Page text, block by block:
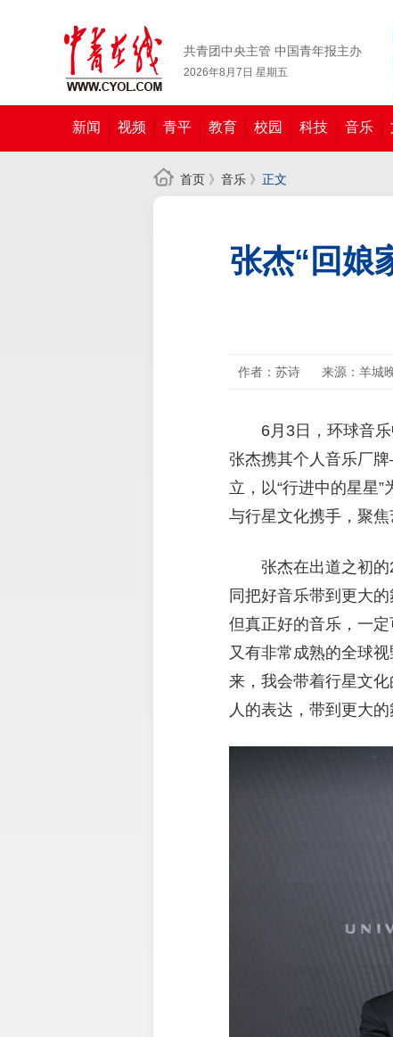
共青团中央主管 中国青年报主办
2026年8月7日 星期五
新闻 视频 青平 教育 校园 科技 音乐
首页 》 音乐 》 正文
张杰“回娘
作者：苏诗 来源：羊城
6月3日，环球音
张杰携其个人音乐厂
立，以“行进中的星星
与行星文化携手，聚
张杰在出道之初
同把好音乐带到更大
但真正好的音乐，一
又有非常成熟的全球
来，我会带着行星文
人的表达，带到更大的